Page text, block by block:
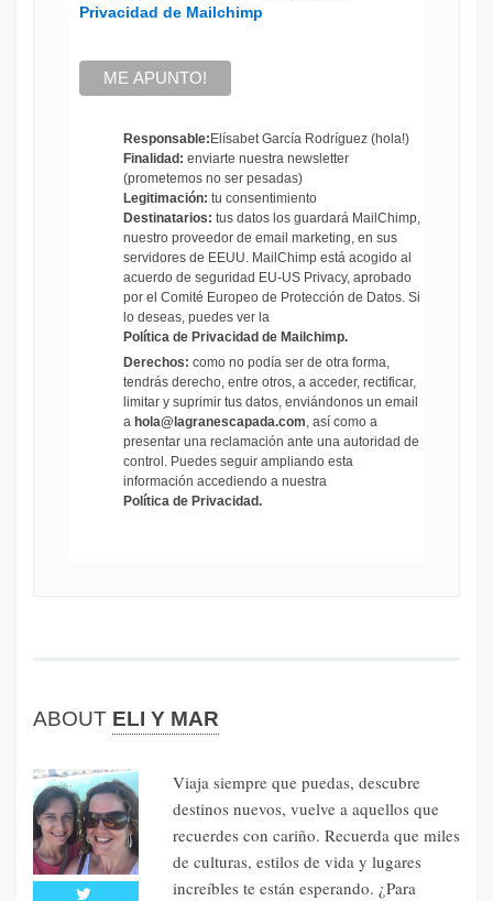
Privacidad de Mailchimp
Responsable:Elísabet García Rodríguez (hola!)
Finalidad: enviarte nuestra newsletter
(prometemos no ser pesadas)
Legitimación: tu consentimiento
Destinatarios: tus datos los guardará MailChimp,
nuestro proveedor de email marketing, en sus
servidores de EEUU. MailChimp está acogido al
acuerdo de seguridad EU-US Privacy, aprobado
por el Comité Europeo de Protección de Datos. Si
lo deseas, puedes ver la
Política de Privacidad de Mailchimp.
Derechos: como no podía ser de otra forma,
tendrás derecho, entre otros, a acceder, rectificar,
limitar y suprimir tus datos, enviándonos un email
a hola@lagranescapada.com , así como a
presentar una reclamación ante una autoridad de
control. Puedes seguir ampliando esta
información accediendo a nuestra
Política de Privacidad.
ABOUT ELI Y MAR
Viaja siempre que puedas, descubre
destinos nuevos, vuelve a aquellos que
recuerdes con cariño. Recuerda que miles
de culturas, estilos de vida y lugares
increíbles te están esperando. ¿Para